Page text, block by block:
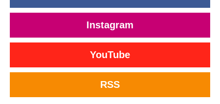
Instagram
YouTube
RSS